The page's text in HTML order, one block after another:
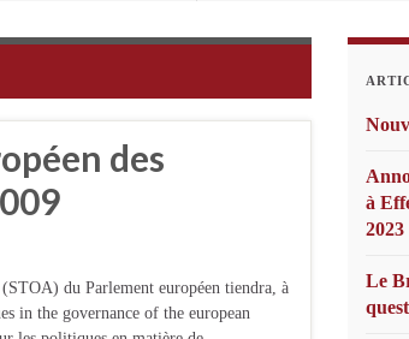
des
du Parlement européen tiendra, à
in the governance of the european
à
2023
Le